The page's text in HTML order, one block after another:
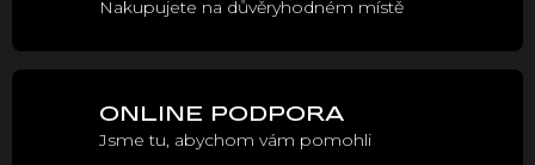
Nakupujete na důvěryhodném místě
ONLINE PODPORA
Jsme tu, abychom vám pomohli